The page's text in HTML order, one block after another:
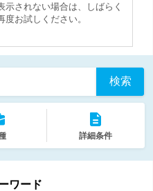
示されない場合は、しばらく
度お試しください。
検索
詳細条件
ワード